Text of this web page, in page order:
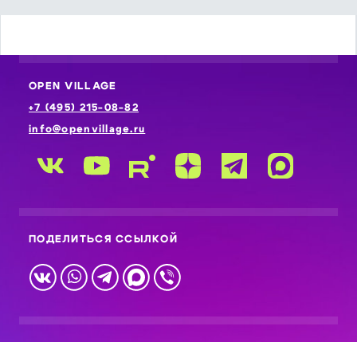
OPEN VILLAGE
+7 (495) 215-08-82
info@openvillage.ru
ПОДЕЛИТЬСЯ ССЫЛКОЙ